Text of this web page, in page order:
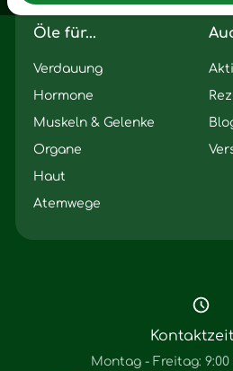
Öle für...
Verdauung
Hormone
Muskeln & Gelenke
Organe
Haut
Atemwege
Montag - Freitag: 9:00